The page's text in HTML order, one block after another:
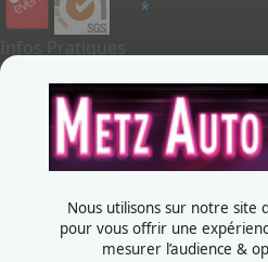
Infos Pratiques
Je souhaite exposer
Metz Auto Passion
Contactez-nous
Rue de la Grange aux bois
57070 - Metz
Nous utilisons sur notre site
pour vous offrir une
mesurer l’audience &